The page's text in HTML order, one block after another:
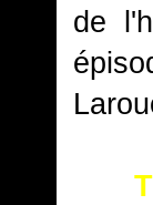
de